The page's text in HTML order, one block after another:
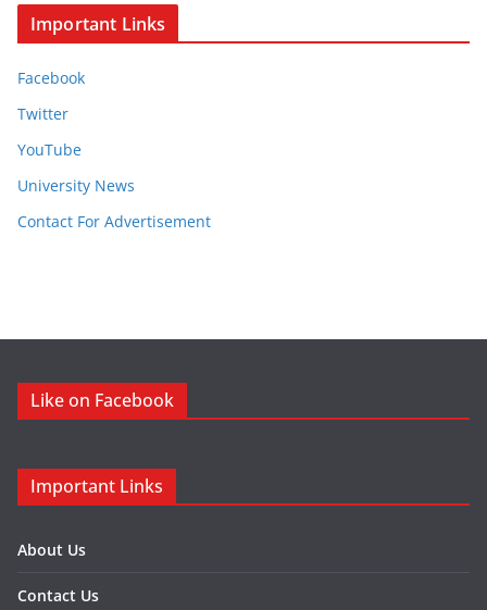
Important Links
Facebook
Twitter
YouTube
University News
Contact For Advertisement
Like on Facebook
Important Links
About Us
Contact Us